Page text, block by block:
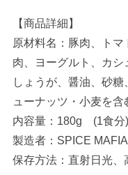
【商品詳細】
原材料名：豚肉、ト
肉、ヨーグルト、カシ
しょうが、醤油、砂
ューナッツ・小麦を含
内容量：180g (1食分)
製造者：SPICE MAFIA
保存方法：直射日光、